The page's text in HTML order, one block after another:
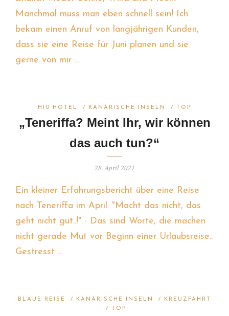
Manchmal muss man eben schnell sein! Ich
bekam einen Anruf von langjährigen Kunden,
dass sie eine Reise für Juni planen und sie
gerne von mir …
H10 HOTEL / KANARISCHE INSELN / TOP
„Teneriffa? Meint Ihr, wir können
das auch tun?“
28. April 2021
Ein kleiner Erfahrungsbericht über eine Reise
nach Teneriffa im April. "Macht das nicht, das
geht nicht gut..!" - Das sind Worte, die machen
nicht gerade Mut vor Beginn einer Urlaubsreise..
Gestresst …
BLAUE REISE / KANARISCHE INSELN /
KREUZFAHRT
/
TOP